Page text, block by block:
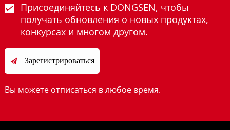
Присоединяйтесь к DONGSEN, чтобы
получать обновления о новых продуктах,
конкурсах и многом другом.
 Зарегистрироваться
Вы можете отписаться в любое время.